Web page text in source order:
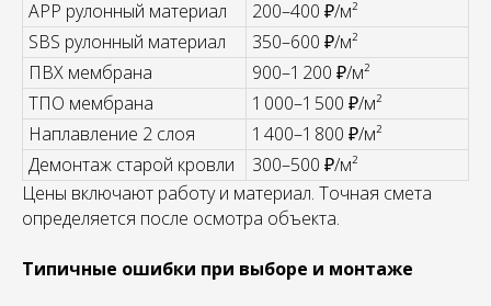
APP рулонный материал
200–400 ₽/м²
SBS рулонный материал
350–600 ₽/м²
ПВХ мембрана
900–1 200 ₽/м²
ТПО мембрана
1 000–1 500 ₽/м²
Наплавление 2 слоя
1 400–1 800 ₽/м²
Демонтаж старой кровли
300–500 ₽/м²
Цены включают работу и материал. Точная смета
определяется после осмотра объекта.
Типичные ошибки при выборе и монтаже